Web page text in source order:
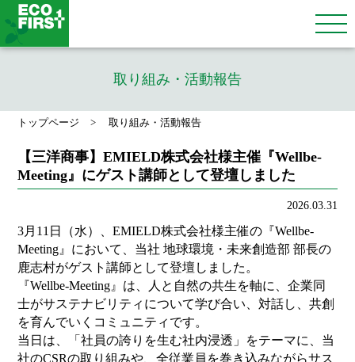
取り組み・活動報告
トップページ 取り組み・活動報告
【三洋商事】EMIELD株式会社様主催『Wellbe-
Meeting』にゲスト講師として登壇しました
2026.03.31
3月11日（水）、EMIELD株式会社様主催の『Wellbe-
Meeting』において、当社 地球環境・未来創造部 部長の
鹿志村がゲスト講師として登壇しました。
『Wellbe-Meeting』は、人と自然の共生を軸に、企業同
士がサステナビリティについて学び合い、対話し、共創
を育んでいくコミュニティです。
当日は、「社員の誇りを生む社内浸透」をテーマに、当
社のCSRの取り組みや、全従業員を巻き込みながらサス